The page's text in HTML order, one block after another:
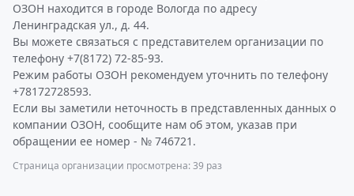
ОЗОН находится в городе Вологда по адресу
Ленинградская ул., д. 44.
Вы можете связаться с представителем организации по
телефону +7(8172) 72-85-93.
Режим работы ОЗОН рекомендуем уточнить по телефону
+78172728593.
Если вы заметили неточность в представленных данных о
компании ОЗОН, сообщите нам об этом, указав при
обращении ее номер - № 746721.
Страница организации просмотрена: 39 раз